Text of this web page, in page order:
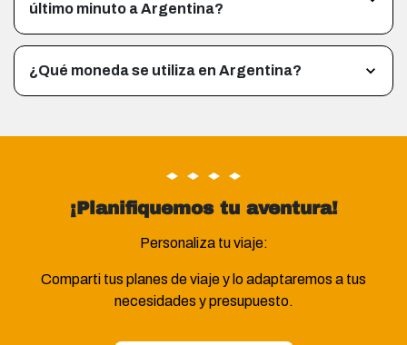
último minuto a Argentina?
¿Qué moneda se utiliza en Argentina?
¡Planifiquemos tu aventura!
Personaliza tu viaje:
Comparti tus planes de viaje y lo adaptaremos a tus
necesidades y presupuesto.